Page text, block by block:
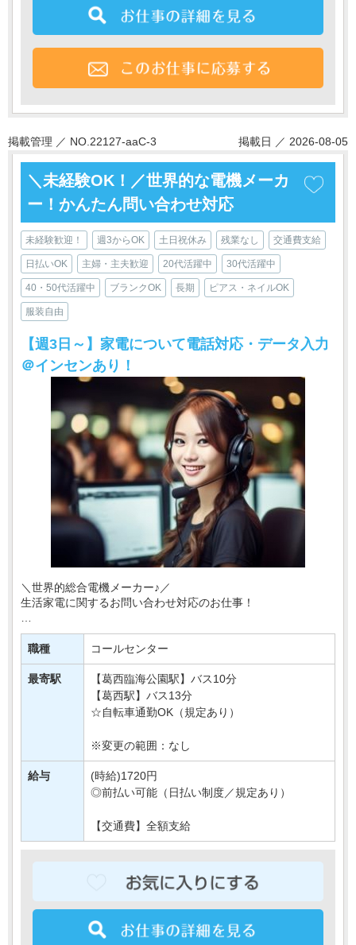
掲載管理 ／ NO.22127-aaC-3 掲載日 ／ 2026-08-05
＼未経験OK！／世界的な電機メーカ
ー！かんたん問い合わせ対応
未経験歓迎！ 週3からOK 土日祝休み 残業なし 交通費支給
日払いOK 主婦・主夫歓迎 20代活躍中 30代活躍中
40・50代活躍中 ブランクOK 長期 ピアス・ネイルOK
服装自由
【週3日～】家電について電話対応・データ入力
＠インセンあり！
＼世界的総合電機メーカー♪／
生活家電に関するお問い合わせ対応のお仕事！
あなたには
商品の使い方や新商品に関しての
お客様からのお問い合わせにご対応いただきます！
座学・OJTによる研修があるので
職種 コールセンター
最寄駅
【葛西臨海公園駅】バス10分
【葛西駅】バス13分
☆自転車通勤OK（規定あり）
※変更の範囲：なし
給与
(時給)1720円
◎前払い可能（日払い制度／規定あり）
【交通費】全額支給